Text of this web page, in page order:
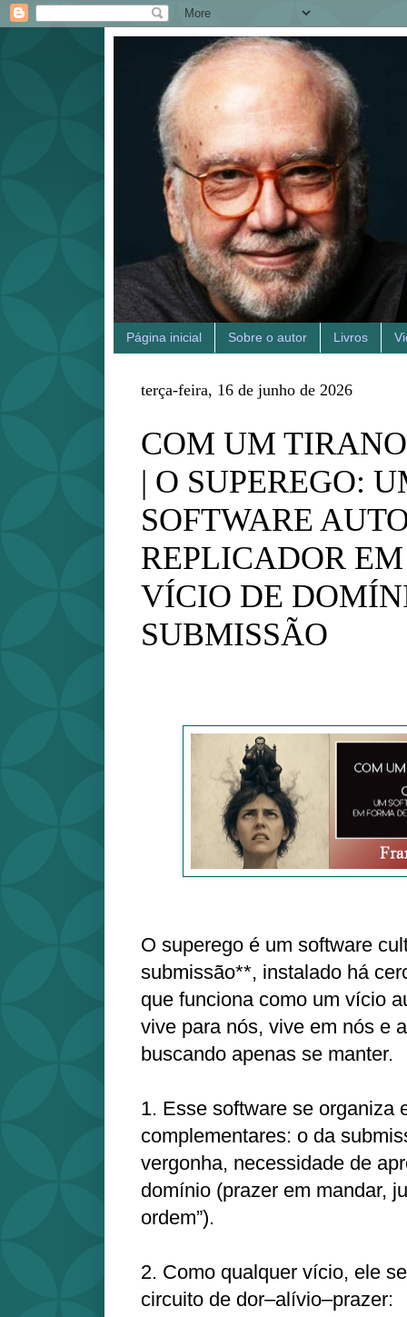
Página inicial Sobre o autor Livros
terça-feira, 16 de junho de 2026
COM UM
| O SUPEREGO:
SOFTWARE
REPLICADOR
VÍCIO DE
SUBMISSÃO
O superego é um software
submissão**, instalado há
que funciona como um vício
vive para nós, vive em nós e
buscando apenas se manter.
1. Esse software se organiza
complementares: o da
vergonha, necessidade de
domínio (prazer em mandar,
ordem”).
2. Como qualquer vício, ele
circuito de dor–alívio–prazer: